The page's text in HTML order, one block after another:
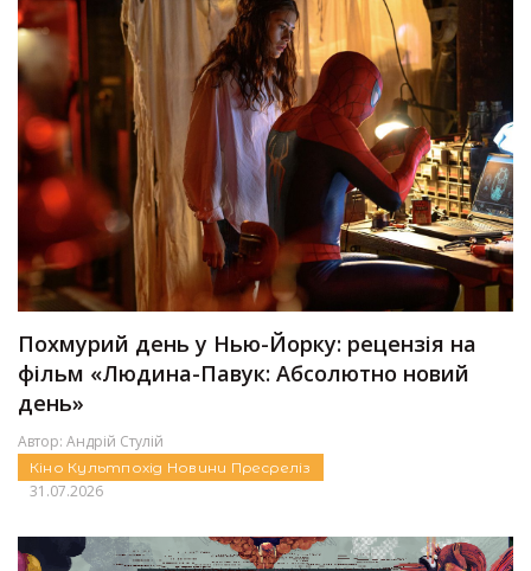
Похмурий день у Нью-Йорку: рецензія на
фільм «Людина-Павук: Абсолютно новий
день»
Автор: Андрій Стулій
Кіно Культпохід Новини Пресреліз
31.07.2026